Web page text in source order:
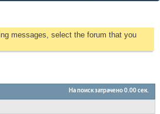
messages, select the forum that you
На поиск затрачено0.00сек.